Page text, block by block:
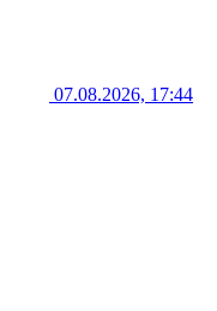
07.08.2026, 17:44